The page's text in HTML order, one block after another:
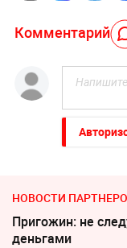
Комментарий
НОВОСТИ
Пригожин: не
деньгами